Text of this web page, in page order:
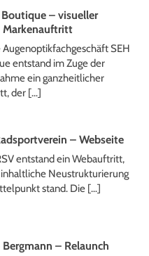
Boutique – visueller
Markenauftritt
Augenoptikfachgeschäft SEH
entstand im Zuge der
ein ganzheitlicher
der […]
– Webseite
entstand ein Webauftritt,
Neustrukturierung
stand. Die […]
– Relaunch